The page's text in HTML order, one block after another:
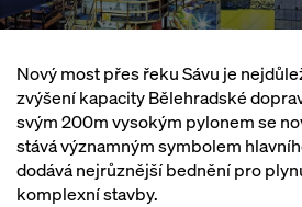
Nový most přes řeku Sávu je
zvýšení kapacity Bělehradské
svým 200m vysokým pylonem se
stává významným symbolem
dodává nejrůznější bednění pro
komplexní stavby.